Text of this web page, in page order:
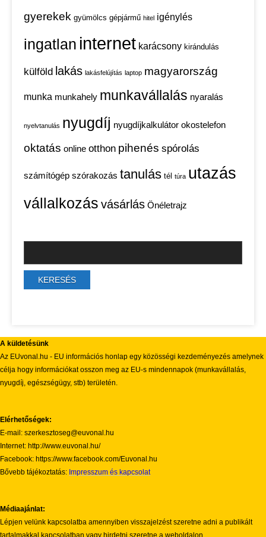
gyerekek gyümölcs gépjármű hitel igénylés
ingatlan internet karácsony kirándulás
külföld lakás lakásfelújítás laptop magyarország
munka munkahely munkavállalás nyaralás
nyelvtanulás nyugdíj nyugdíjkalkulátor okostelefon
oktatás online otthon pihenés spórolás
számítógép szórakozás tanulás tél túra utazás
vállalkozás vásárlás Önéletrajz
A küldetésünk
Az EUvonal.hu - EU információs honlap egy közösségi kezdeményezés amelynek
célja hogy információkat osszon meg az EU-s mindennapok (munkavállalás,
nyugdíj, egészségügy, stb) területén.
Elérhetőségek:
E-mail: szerkesztoseg@euvonal.hu
Internet: http://www.euvonal.hu/
Facebook: https://www.facebook.com/Euvonal.hu
Bővebb tájékoztatás: Impresszum és kapcsolat
Médiaajánlat:
Lépjen velünk kapcsolatba amennyiben visszajelzést szeretne adni a publikált
tartalmakkal kapcsolatban vagy hirdetni szeretne a weboldalon.